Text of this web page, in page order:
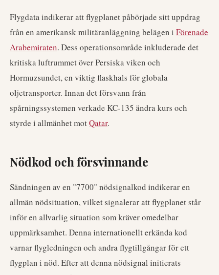
Flygdata indikerar att flygplanet påbörjade sitt uppdrag
från en amerikansk militäranläggning belägen i Förenade
Arabemiraten. Dess operationsområde inkluderade det
kritiska luftrummet över Persiska viken och
Hormuzsundet, en viktig flaskhals för globala
oljetransporter. Innan det försvann från
spårningssystemen verkade KC-135 ändra kurs och
styrde i allmänhet motQatar.
Nödkod och försvinnande
Sändningen av en "7700" nödsignalkod indikerar en
allmän nödsituation, vilket signalerar att flygplanet står
inför en allvarlig situation som kräver omedelbar
uppmärksamhet. Denna internationellt erkända kod
varnar flygledningen och andra flygtillgångar för ett
flygplan i nöd. Efter att denna nödsignal initierats